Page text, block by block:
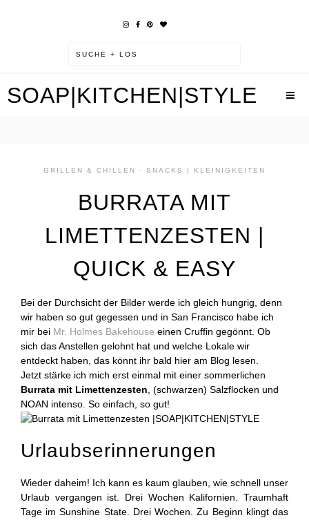
SOAP|KITCHEN|STYLE
GRILLEN & CHILLEN · SNACKS | KLEINIGKEITEN
BURRATA MIT
LIMETTENZESTEN |
QUICK & EASY
Bei der Durchsicht der Bilder werde ich gleich hungrig, denn
wir haben so gut gegessen und in San Francisco habe ich
mir bei Mr. Holmes Bakehouse einen Cruffin gegönnt. Ob
sich das Anstellen gelohnt hat und welche Lokale wir
entdeckt haben, das könnt ihr bald hier am Blog lesen.
Jetzt stärke ich mich erst einmal mit einer sommerlichen
Burrata mit Limettenzesten , (schwarzen) Salzflocken und
NOAN intenso. So einfach, so gut!
Urlaubserinnerungen
Wieder daheim! Ich kann es kaum glauben, wie schnell unser
Urlaub vergangen ist. Drei Wochen Kalifornien. Traumhaft
Tage im Sunshine State. Drei Wochen. Zu Beginn klingt das